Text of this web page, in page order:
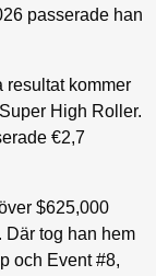
passerade han
resultat kommer
High Roller.
€2,7
$625,000
Där tog han hem
och Event #8,